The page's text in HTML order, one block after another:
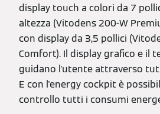
display touch a colori da 7
altezza (Vitodens 200-W
con display da 3,5 pollici
Comfort). Il display grafico e il
guidano l'utente attraverso
E con l'energy cockpit è
controllo tutti i consumi